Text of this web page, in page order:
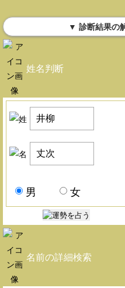
▼ 診断結果の
姓名判断
男 女
名前の詳細検索